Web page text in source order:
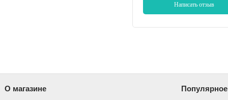
Написать отзыв
О магазине Популярное